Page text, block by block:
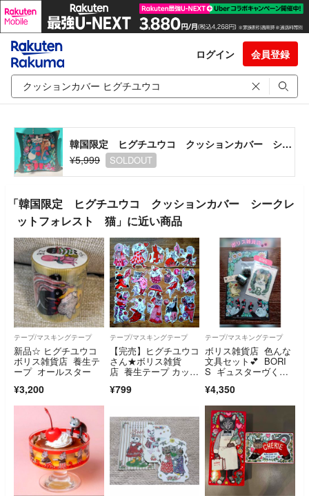
ログイン 会員登録
韓国限定 ヒグチユウコ クッションカバー シークレットフォレスト 猫
¥5,999
SOLDOUT
「韓国限定 ヒグチユウコ クッションカバー シークレ
ットフォレスト 猫」に近い商品
テープ/マスキングテープ
新品☆ ヒグチユウコ
ボリス雑貨店 養生テ
ープ オールスター
¥3,200
テープ/マスキングテープ
【完売】ヒグチユウコ
さん★ボリス雑貨
店 養生テープ カット
¥799
テープ/マスキングテープ
ボリス雑貨店 色んな
文具セット💕 BORI
S ギュスターヴく
¥4,350